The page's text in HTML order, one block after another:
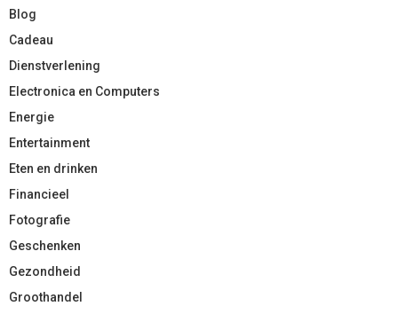
Blog
Cadeau
Dienstverlening
Electronica en Computers
Energie
Entertainment
Eten en drinken
Financieel
Fotografie
Geschenken
Gezondheid
Groothandel